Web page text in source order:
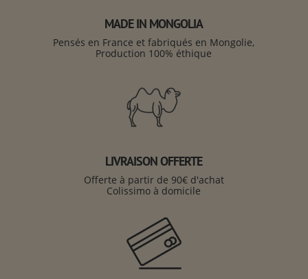
MADE IN MONGOLIA
Pensés en France et fabriqués en Mongolie,
Production 100% éthique
LIVRAISON OFFERTE
Offerte à partir de 90€ d'achat
Colissimo à domicile